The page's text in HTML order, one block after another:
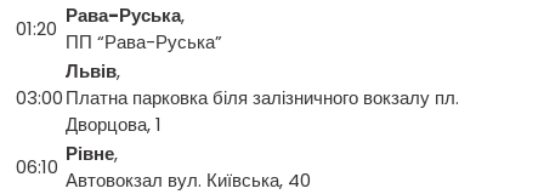
01:20
Рава-Руська,
ПП “Рава-Руська”
03:00
Львів,
Платна парковка біля залізничного вокзалу пл.
Дворцова, 1
06:10
Рівне,
Автовокзал вул. Київська, 40